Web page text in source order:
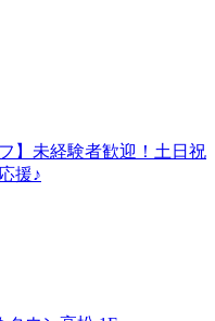
】未経験者歓迎！土日祝
援♪